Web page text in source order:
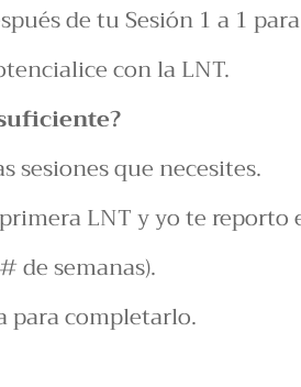
de tu Sesión 1 a 1
con la LNT.
sesiones que necesites.
LNT y yo te reporto
de semanas).
para completarlo.